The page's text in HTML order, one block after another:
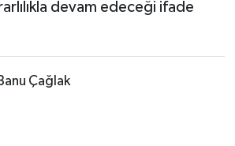
devam edeceği ifade
Çağlak